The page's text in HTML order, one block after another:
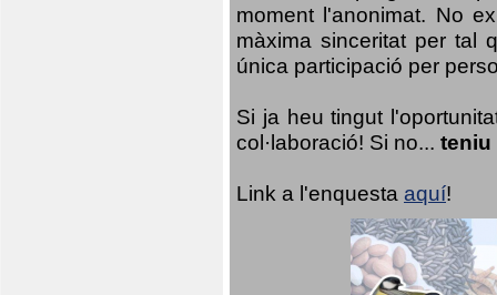
moment l'anonimat. No
màxima sinceritat per tal
única participació per
Si ja heu tingut
col·laboració! Si no... teniu
Link a l'enquesta aquí!